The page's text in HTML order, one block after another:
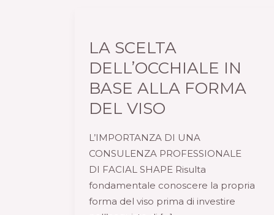
LA SCELTA
DELL’OCCHIALE IN
BASE ALLA FORMA
DEL VISO
L’IMPORTANZA DI UNA
CONSULENZA PROFESSIONALE
DI FACIAL SHAPE Risulta
fondamentale conoscere la propria
forma del viso prima di investire
DELL’OCCHIALE
IN
ALLA
FORMA
VISO